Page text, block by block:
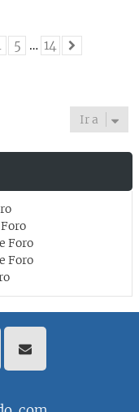
5 … 14
Siguiente
Ir a
Foro
Foro